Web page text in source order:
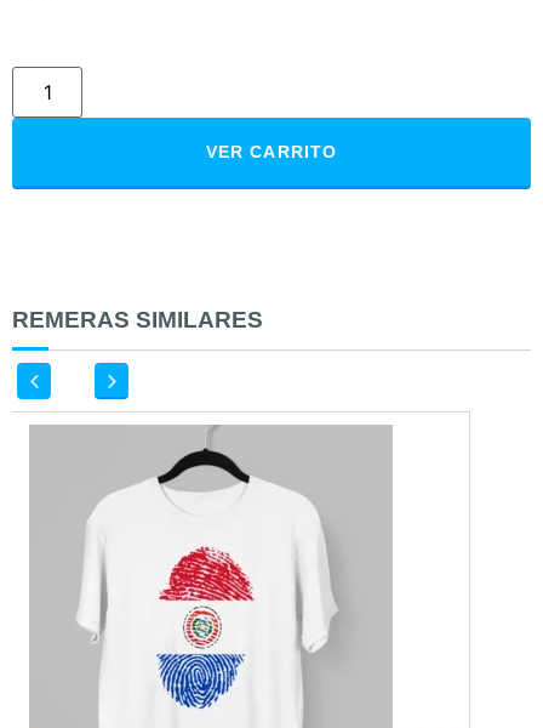
VER CARRITO
REMERAS SIMILARES